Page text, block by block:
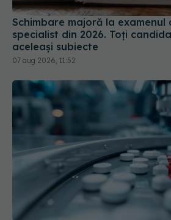
Schimbare majoră la examenul
specialist din 2026. Toți
aceleași subiecte
07 aug 2026, 11:52